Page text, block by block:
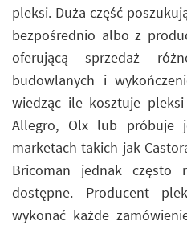
pleksi. Duża część
bezpośrednio albo z
oferującą sprzedaż
budowlanych i
wiedząc ile kosztuje
Allegro, Olx lub próbuje
marketach takich jak
Bricoman jednak
dostępne. Producent
wykonać każde